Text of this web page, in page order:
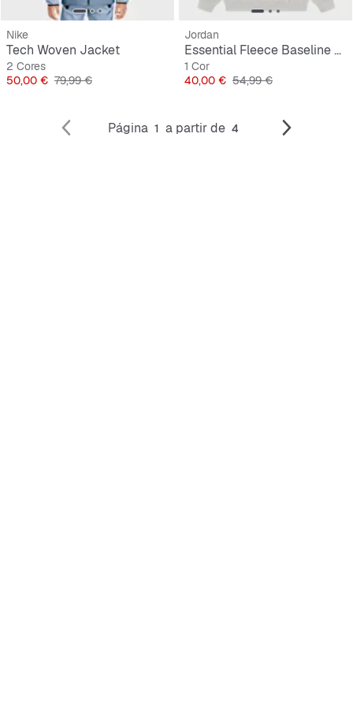
Nike
Tech Woven Jacket
2 Cores
Preço
50,00 € Preço original
79,99 €
Jordan
Essential Fleece Baseline Pullover
1 Cor
Preço
40,00 € Preço original
54,99 €
Página 1 a partir de 4